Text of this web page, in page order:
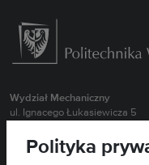
Wydział Mechaniczny
ul. Ignacego Łukasiewicza 5
Obsługa Studentów
Polityka